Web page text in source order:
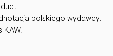
polskiego wydawcy:
KAW.